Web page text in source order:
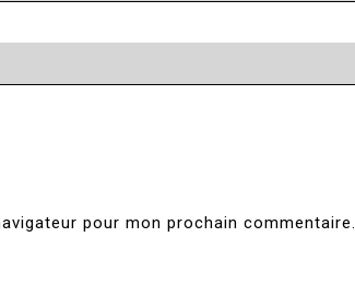
pour mon prochain commentaire.